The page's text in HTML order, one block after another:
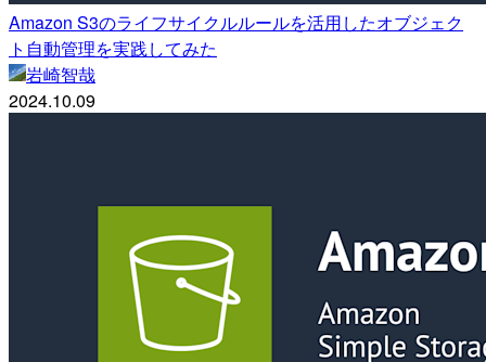
Amazon S3のライフサイクルルールを活用したオブジェク
ト自動管理を実践してみた
岩崎智哉
2024.10.09